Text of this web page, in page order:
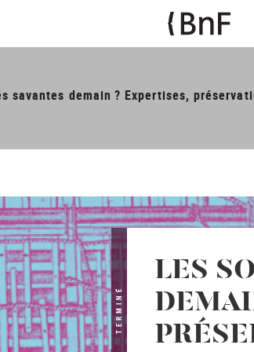
savantes demain ? Expertises,
TERMINÉ
LES